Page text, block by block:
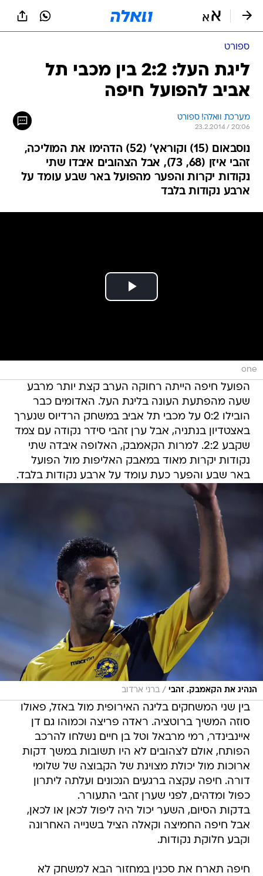
ספורט
ליגת העל: 2:2 בין מכבי תל
אביב להפועל חיפה
מערכת וואלה! ספורט
23.2.2014 / 20:06
נוסבאום (15) וקוראץ' (52) הדהימו את המוליכה,
זהבי איזן (68, 73), אבל הצהובים איבדו שתי
נקודות יקרות והפער מהפועל באר שבע עומד על
ארבע נקודות בלבד
one
הפועל חיפה הייתה רחוקה הערב קצת יותר מרבע
שעה מהפתעת העונה בליגת העל. האדומים כבר
הובילו 0:2 על מכבי תל אביב במשחק הרדיוס שנערך
באצטדיון בנתניה, אבל ערן זהבי סידר נקודה עם צמד
שקבע 2:2. למרות הקאמבק, האלופה איבדה שתי
נקודות יקרות מאוד במאבק האליפות מול הפועל
באר שבע והפער כעת עומד על ארבע נקודות בלבד.
הנהיג את הקאמבק. זהבי / ברני ארדוב
בין שני המשחקים בליגה האירופית מול באזל, פאולו
סוזה המשיך ברוטציה. ראדה פריצה וכמוהו גם דן
איינבינדר, רמי מרבאל וטל בן חיים נשלחו להרכב
הפותח, אולם לצהובים לא היו תשובות במשך דקות
ארוכות מול יכולת מצוינת של הקבוצה של שלומי
דורה. חיפה עקצה ברגעים הנכונים ועלתה ליתרון
כפול ומדהים, לפני שערן זהבי התעורר.
בדקות הסיום, השער יכול היה ליפול לכאן או לכאן,
אבל חיפה החמיצה וקאלה הציל בשנייה האחרונה
וקבע חלוקת נקודות.
חיפה תארח את סכנין במחזור הבא למשחק לא